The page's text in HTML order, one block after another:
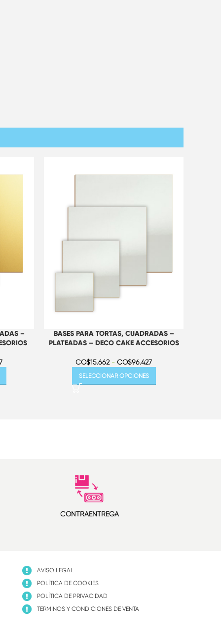
–
BASES PARA TORTAS, CUADRADAS –
PLATEADAS – DECO CAKE ACCESORIOS
CO$15.662 - CO$96.427
SELECCIONAR OPCIONES
CONTRAENTREGA
AVISO LEGAL
POLÍTICA DE COOKIES
POLÍTICA DE PRIVACIDAD
TERMINOS Y CONDICIONES DE VENTA